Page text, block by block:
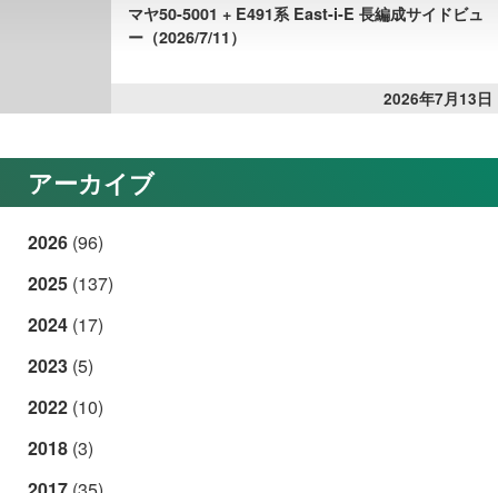
マヤ50-5001 + E491系 East-i-E 長編成サイドビュ
ー（2026/7/11）
2026年7月13日
アーカイブ
2026 (96)
2025 (137)
2024 (17)
2023 (5)
2022 (10)
2018 (3)